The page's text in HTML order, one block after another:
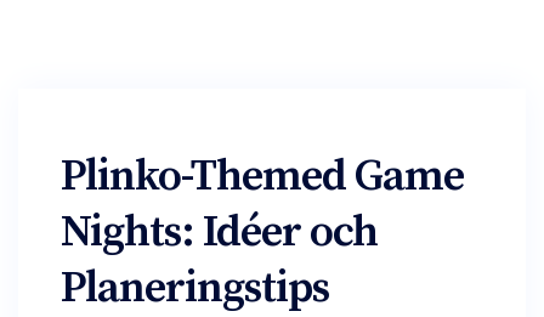
Plinko-Themed Game
Nights: Idéer och
Planeringstips